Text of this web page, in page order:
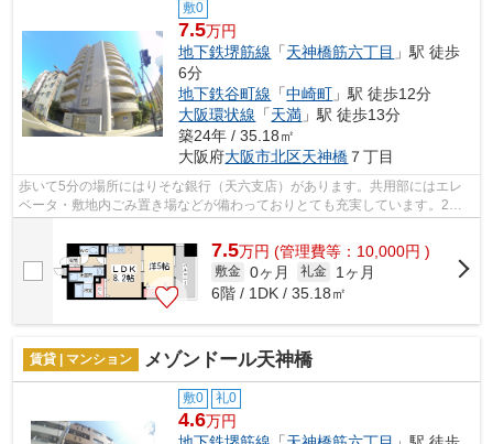
敷0
7.5万円
地下鉄堺筋線 「天神橋筋六丁目 」駅 徒歩
6分
地下鉄谷町線 「中崎町 」駅 徒歩12分
大阪環状線 「天満 」駅 徒歩13分
築24年 / 35.18㎡
大阪府大阪市北区天神橋 ７丁目
歩いて5分の場所にはりそな銀行（天六支店）があります。共用部にはエレ
ベータ・敷地内ごみ置き場などが備わっておりとても充実しています。2駅
7.5万円 (管理費等：10,000円 )
敷金 0ヶ月 礼金
1ヶ月
6階 / 1DK / 35.18㎡
賃貸 | マンション メゾンドール天神橋
敷0 礼0
4.6万円